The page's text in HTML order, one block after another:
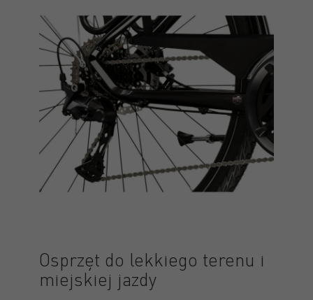
Osprzęt do lekkiego terenu i
miejskiej jazdy